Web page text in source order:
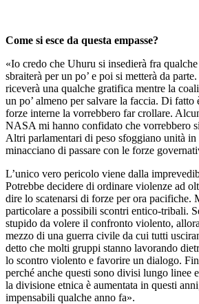
Come si esce da questa empasse?
«Io credo che Uhuru si insedierà fra
sbraiterà per un po’ e poi si metterà da
riceverà una qualche gratifica mentre la
un po’ almeno per salvare la faccia. Di fatto
forze interne la vorrebbero far crollare.
NASA mi hanno confidato che vorrebbero
Altri parlamentari di peso sfoggiano unità
minacciano di passare con le forze
L’unico vero pericolo viene dalla
Potrebbe decidere di ordinare violenze ad
dire lo scatenarsi di forze per ora pacifiche.
particolare a possibili scontri entico-tribali.
stupido da volere il confronto violento,
mezzo di una guerra civile da cui tutti
detto che molti gruppi stanno lavorando
lo scontro violento e favorire un dialogo.
perché anche questi sono divisi lungo linee
la divisione etnica è aumentata in questi
impensabili qualche anno fa».